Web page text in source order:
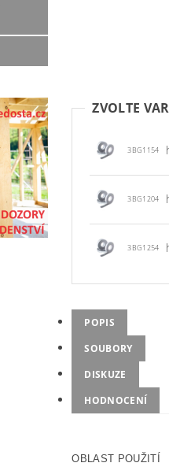
ZVOLTE
3BG1154
3BG1204
3BG1254
POPIS
SOUBORY
DISKUZE
HODNOCENÍ
OBLAST POUŽITÍ